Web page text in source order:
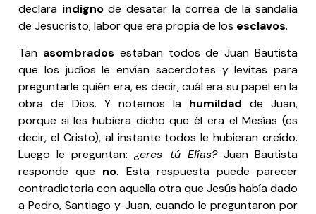
declara indignode desatar la correa de la sandalia
de Jesucristo; labor que era propia de los esclavos.
Tan asombrados estaban todos de Juan Bautista
que los judíos le envían sacerdotes y levitas para
preguntarle quién era, es decir, cuál era su papel en la
obra de Dios. Y notemos la humildad de Juan,
porque si les hubiera dicho que él era el Mesías (es
decir, el Cristo), al instante todos le hubieran creído.
Luego le preguntan:¿eres tú Elías?Juan Bautista
responde que no. Esta respuesta puede parecer
contradictoria con aquella otra que Jesús había dado
a Pedro, Santiago y Juan, cuando le preguntaron por